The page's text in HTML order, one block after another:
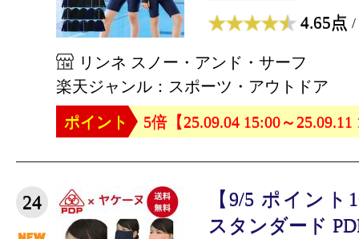
4.65点 /
リンネ スノー・アンド・サーフ
楽天ジャンル：スポーツ・アウトドア
ポイント
5倍【25.09.04 15:00～25.09.11
24
【9/5 ポイン
スタンダード